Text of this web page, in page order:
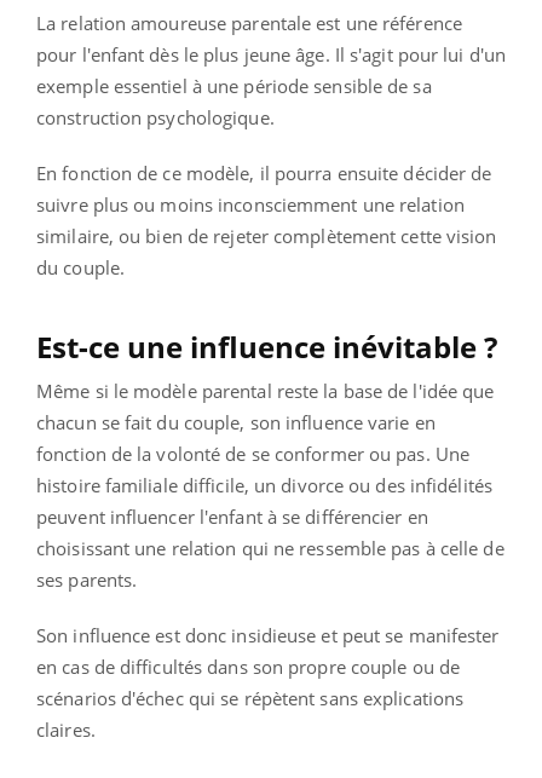
La relation amoureuse parentale est une référence
pour l'enfant dès le plus jeune âge. Il s'agit pour lui d'un
exemple essentiel à une période sensible de sa
construction psychologique.
En fonction de ce modèle, il pourra ensuite décider de
suivre plus ou moins inconsciemment une relation
similaire, ou bien de rejeter complètement cette vision
du couple.
Est-ce une influence inévitable ?
Même si le modèle parental reste la base de l'idée que
chacun se fait du couple, son influence varie en
fonction de la volonté de se conformer ou pas. Une
histoire familiale difficile, un divorce ou des infidélités
peuvent influencer l'enfant à se différencier en
choisissant une relation qui ne ressemble pas à celle de
ses parents.
Son influence est donc insidieuse et peut se manifester
en cas de difficultés dans son propre couple ou de
scénarios d'échec qui se répètent sans explications
claires.